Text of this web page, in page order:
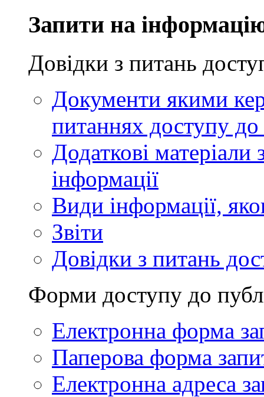
Запити на
Довідки з питань
Документи якими
питаннях доступу до
Додаткові матеріали
інформації
Види інформації,
Звіти
Довідки з питань
Форми доступу до
Електронна форма
Паперова форма
Електронна адреса